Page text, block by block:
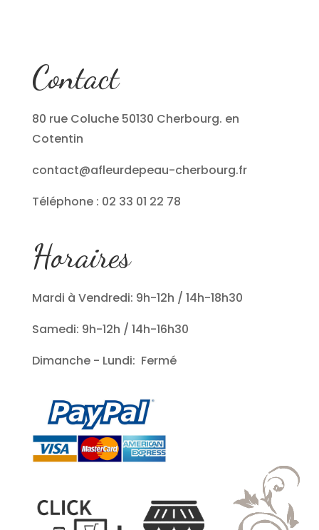
Contact
80 rue Coluche 50130 Cherbourg. en
Cotentin
contact@afleurdepeau-cherbourg.fr
Téléphone : 02 33 01 22 78
Horaires
Mardi à Vendredi: 9h-12h / 14h-18h30
Samedi: 9h-12h / 14h-16h30
Dimanche - Lundi: Fermé